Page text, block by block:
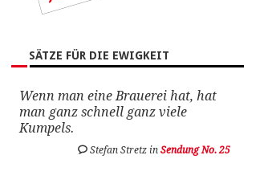
SÄTZE FÜR DIE EWIGKEIT
Wenn man eine Brauerei hat, hat
man ganz schnell ganz viele
Kumpels.
Stefan Stretz inSendung No. 25